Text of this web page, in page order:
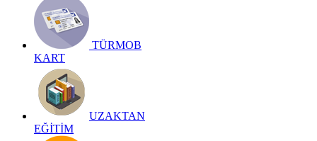
TÜRMOB
KART
UZAKTAN
EĞİTİM